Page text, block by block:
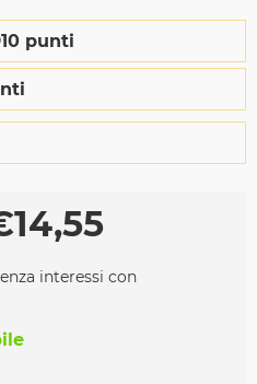
punti
14,55
interessi con